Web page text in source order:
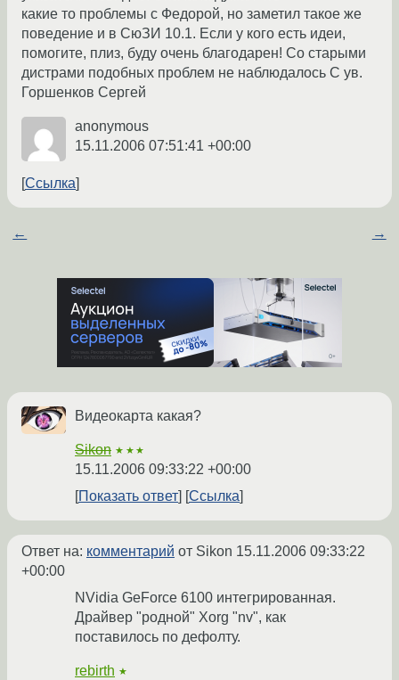
какие то проблемы с Федорой, но заметил такое же
поведение и в СюЗИ 10.1. Если у кого есть идеи,
помогите, плиз, буду очень благодарен! Со старыми
дистрами подобных проблем не наблюдалось С ув.
Горшенков Сергей
anonymous
15.11.2006 07:51:41 +00:00
Ссылка
← →
Видеокарта какая?
Sikon ★★★
15.11.2006 09:33:22 +00:00
Показать ответ
Ссылка
Ответ на: комментарий от Sikon 15.11.2006 09:33:22
+00:00
NVidia GeForce 6100 интегрированная.
Драйвер "родной" Xorg "nv", как
поставилось по дефолту.
rebirth ★